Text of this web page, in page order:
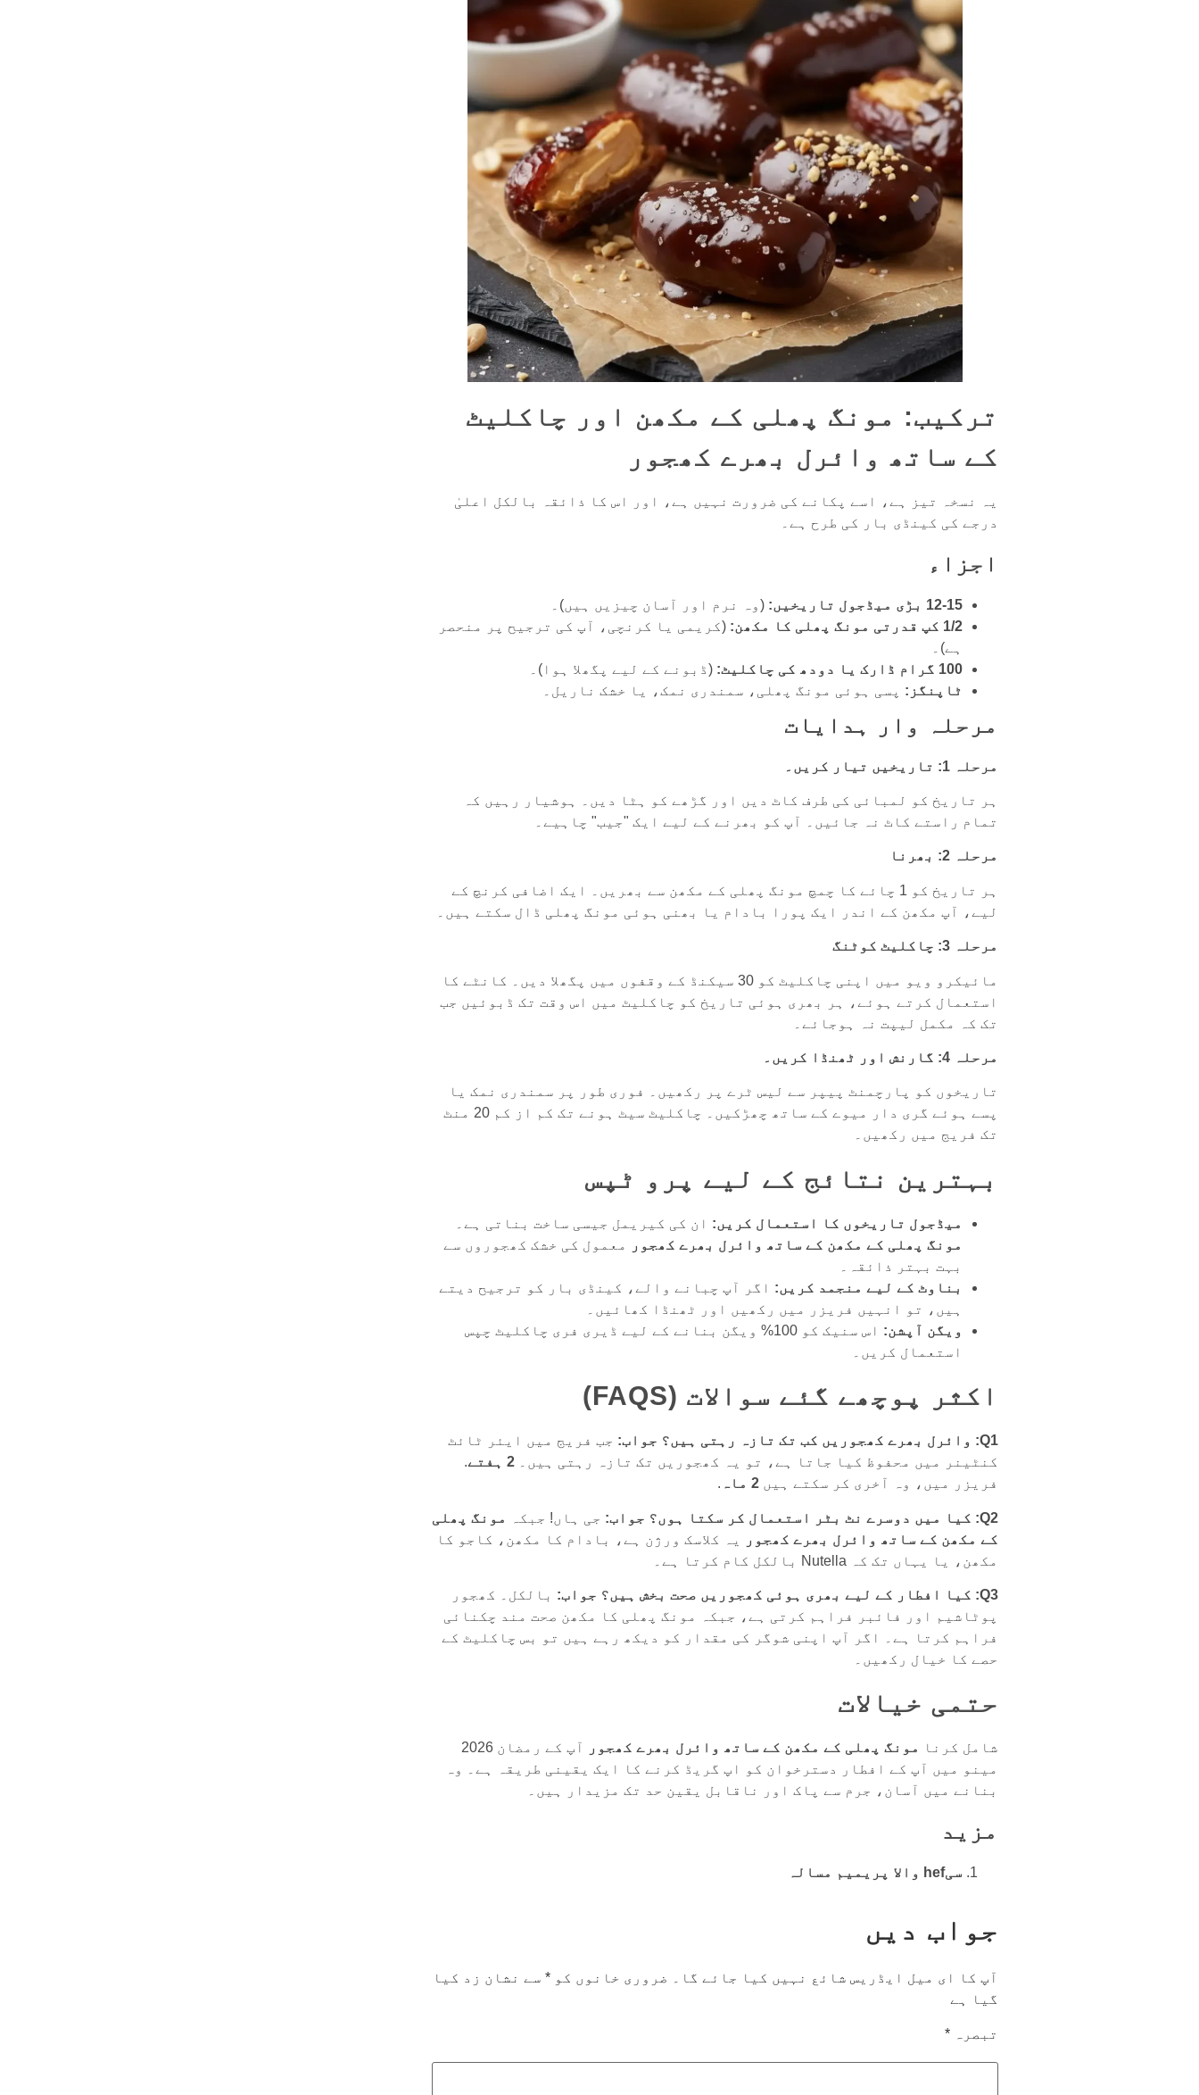
ترکیب: مونگ پھلی کے مکھن اور چاکلیٹ
کے ساتھ وائرل بھرے کھجور
یہ نسخہ تیز ہے، اسے پکانے کی ضرورت نہیں ہے، اور اس کا ذائقہ بالکل اعلیٰ
درجے کی کینڈی بار کی طرح ہے۔
اجزاء
12-15 بڑی میڈجول تاریخیں:
(وہ نرم اور آسان چیزیں ہیں)۔
1/2 کپ قدرتی مونگ پھلی کا مکھن:
(کریمی یا کرنچی، آپ کی ترجیح پر منحصر
ہے)۔
100 گرام ڈارک یا دودھ کی چاکلیٹ:
(ڈبونے کے لیے پگھلا ہوا)۔
ٹاپنگز: پسی ہوئی مونگ پھلی، سمندری نمک، یا خشک ناریل۔
مرحلہ وار ہدایات
مرحلہ 1: تاریخیں تیار کریں۔
ہر تاریخ کو لمبائی کی طرف کاٹ دیں اور گڑھے کو ہٹا دیں۔ ہوشیار رہیں کہ
تمام راستے کاٹ نہ جائیں۔ آپ کو بھرنے کے لیے ایک "جیب" چاہیے۔
مرحلہ 2: بھرنا
ہر تاریخ کو 1 چائے کا چمچ مونگ پھلی کے مکھن سے بھریں۔ ایک اضافی کرنچ کے
لیے، آپ مکھن کے اندر ایک پورا بادام یا بھنی ہوئی مونگ پھلی ڈال سکتے ہیں۔
مرحلہ 3: چاکلیٹ کوٹنگ
مائیکرو ویو میں اپنی چاکلیٹ کو 30 سیکنڈ کے وقفوں میں پگھلا دیں۔ کانٹے کا
استعمال کرتے ہوئے، ہر بھری ہوئی تاریخ کو چاکلیٹ میں اس وقت تک ڈبوئیں جب
تک کہ مکمل لیپت نہ ہوجائے۔
مرحلہ 4: گارنش اور ٹھنڈا کریں۔
تاریخوں کو پارچمنٹ پیپر سے لیس ٹرے پر رکھیں۔ فوری طور پر سمندری نمک یا
پسے ہوئے گری دار میوے کے ساتھ چھڑکیں۔ چاکلیٹ سیٹ ہونے تک کم از کم 20 منٹ
تک فریج میں رکھیں۔
بہترین نتائج کے لیے پرو ٹپس
میڈجول تاریخوں کا استعمال کریں: ان کی کیریمل جیسی ساخت بناتی ہے۔
مونگ پھلی کے مکھن کے ساتھ وائرل بھرے کھجور
معمول کی خشک کھجوروں سے
بہت بہتر ذائقہ۔
بناوٹ کے لیے منجمد کریں: اگر آپ چبانے والے، کینڈی بار کو ترجیح دیتے
ہیں، تو انہیں فریزر میں رکھیں اور ٹھنڈا کھائیں۔
ویگن آپشن:
اس سنیک کو 100% ویگن بنانے کے لیے ڈیری فری چاکلیٹ چپس
استعمال کریں۔
اکثر پوچھے گئے سوالات (FAQS)
Q1: وائرل بھرے کھجوریں کب تک تازہ رہتی ہیں؟ جواب: جب فریج میں ایئر ٹائٹ
کنٹینر میں محفوظ کیا جاتا ہے، تو یہ کھجوریں تک تازہ رہتی ہیں۔2 ہفتے
.
فریزر میں، وہ آخری کر سکتے ہیں2 ماہ .
Q2: کیا میں دوسرے نٹ بٹر استعمال کر سکتا ہوں؟ جواب: جی ہاں! جبکہ
مونگ پھلی
کے مکھن کے ساتھ وائرل بھرے کھجور
یہ کلاسک ورژن ہے، بادام کا مکھن، کاجو کا
مکھن، یا یہاں تک کہ Nutella بالکل کام کرتا ہے۔
Q3: کیا افطار کے لیے بھری ہوئی کھجوریں صحت بخش ہیں؟ جواب: بالکل۔ کھجور
پوٹاشیم اور فائبر فراہم کرتی ہے، جبکہ مونگ پھلی کا مکھن صحت مند چکنائی
فراہم کرتا ہے۔ اگر آپ اپنی شوگر کی مقدار کو دیکھ رہے ہیں تو بس چاکلیٹ کے
حصے کا خیال رکھیں۔
حتمی خیالات
شامل کرنا مونگ پھلی کے مکھن کے ساتھ وائرل بھرے کھجور
آپ کے رمضان 2026
مینو میں آپ کے افطار دسترخوان کو اپ گریڈ کرنے کا ایک یقینی طریقہ ہے۔ وہ
بنانے میں آسان، جرم سے پاک اور ناقابل یقین حد تک مزیدار ہیں۔
مزید
سیhef والا پریمیم مسالہ
جواب دیں
آپ کا ای میل ایڈریس شائع نہیں کیا جائے گا۔ ضروری خانوں کو* سے نشان زد کیا
گیا ہے
تبصرہ*